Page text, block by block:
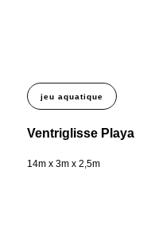
jeu aquatique
Ventriglisse Playa
14m x 3m x 2,5m